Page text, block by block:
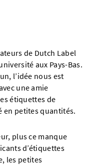
de Dutch Label
aux Pays-Bas.
l’idée nous est
une amie
étiquettes de
en petites quantités.
plus ce manque
d’étiquettes
les petites